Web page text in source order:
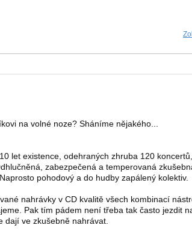
na volné noze? Sháníme nějakého...
let existence, odehraných zhruba 120
zabezpečená a temperovaná
pohodový a do hudby zapálený kolektiv.
nahrávky v CD kvalitě všech kombinací
Pak tím pádem není třeba tak často jezdit
dají ve zkušebně nahrávat.